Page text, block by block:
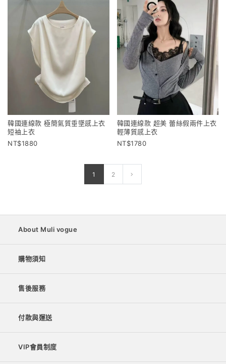
韓國連線款 極簡氣質垂墜感上衣
短袖上衣
1880
韓國連線款 超美 蕾絲假兩件上衣
輕薄質感上衣
1780
1 2
About Muli vogue
購物須知
售後服務
付款與運送
VIP會員制度